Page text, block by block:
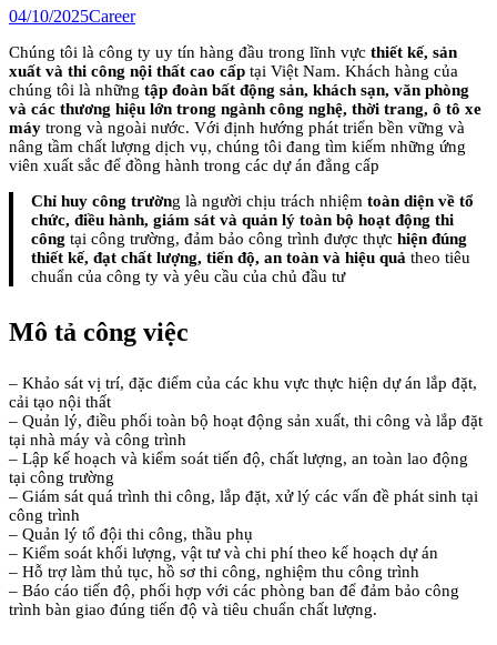
04/10/2025Career
Chúng tôi là công ty uy tín hàng đầu trong lĩnh vực thiết kế, sản
xuất và thi công nội thất cao cấp tại Việt Nam. Khách hàng của
chúng tôi là những tập đoàn bất động sản, khách sạn, văn phòng
và các thương hiệu lớn trong ngành công nghệ, thời trang, ô tô xe
máy trong và ngoài nước. Với định hướng phát triển bền vững và
nâng tầm chất lượng dịch vụ, chúng tôi đang tìm kiếm những ứng
viên xuất sắc để đồng hành trong các dự án đẳng cấp
Chỉ huy công trường là người chịu trách nhiệm toàn diện về tổ
chức, điều hành, giám sát và quản lý toàn bộ hoạt động thi
công tại công trường, đảm bảo công trình được thực hiện đúng
thiết kế, đạt chất lượng, tiến độ, an toàn và hiệu quả theo tiêu
chuẩn của công ty và yêu cầu của chủ đầu tư
Mô tả công việc
– Khảo sát vị trí, đặc điểm của các khu vực thực hiện dự án lắp đặt,
cải tạo nội thất
– Quản lý, điều phối toàn bộ hoạt động sản xuất, thi công và lắp đặt
tại nhà máy và công trình
– Lập kế hoạch và kiểm soát tiến độ, chất lượng, an toàn lao động
tại công trường
– Giám sát quá trình thi công, lắp đặt, xử lý các vấn đề phát sinh tại
công trình
– Quản lý tổ đội thi công, thầu phụ
– Kiểm soát khối lượng, vật tư và chi phí theo kế hoạch dự án
– Hỗ trợ làm thủ tục, hồ sơ thi công, nghiệm thu công trình
– Báo cáo tiến độ, phối hợp với các phòng ban để đảm bảo công
trình bàn giao đúng tiến độ và tiêu chuẩn chất lượng.